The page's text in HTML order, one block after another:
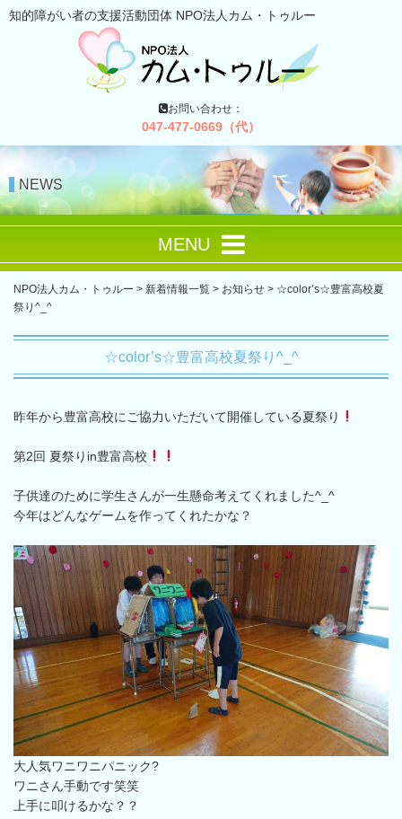
知的障がい者の支援活動団体 NPO法人カム・トゥルー
お問い合わせ：
047-477-0669（代）
NEWS
MENU
NPO法人カム・トゥルー > 新着情報一覧 > お知らせ > ☆color’s☆豊富高校夏
祭り^_^
☆color’s☆豊富高校夏祭り^_^
昨年から豊富高校にご協力いただいて開催している夏祭り
第2回 夏祭りin豊富高校
子供達のために学生さんが一生懸命考えてくれました^_^
今年はどんなゲームを作ってくれたかな？
大人気ワニワニパニック?
ワニさん手動です笑笑
上手に叩けるかな？？